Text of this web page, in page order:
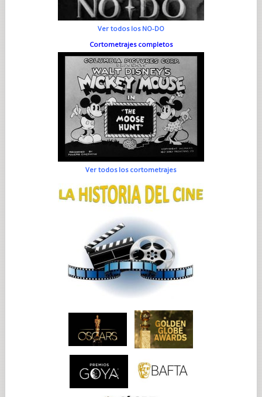
Ver todos los NO-DO
Cortometrajes completos
Ver todos los cortometrajes